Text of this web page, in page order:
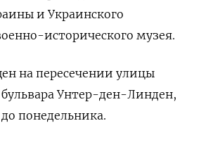
и Украинского
исторического музея.
на пересечении улицы
Унтер-ден-Линден,
понедельника.